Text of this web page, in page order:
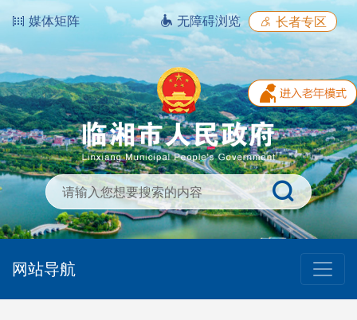
媒体矩阵 无障碍浏览 长者专区
网站导航